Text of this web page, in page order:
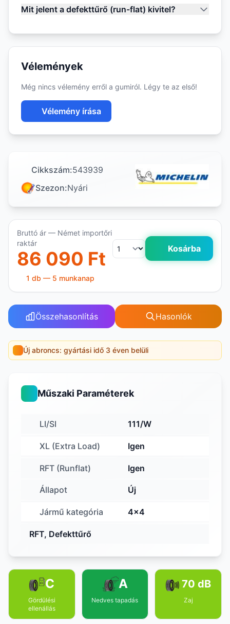
Mit jelent a defekttűrő (run-flat) kivitel?
Vélemények
Még nincs vélemény erről a gumiról. Légy te az első!
Vélemény írása
Cikkszám:543939
Szezon:Nyári
Bruttó ár — Német importőri
raktár
86 090 Ft Kosárba
1 db — 5 munkanap
Összehasonlítás Hasonlók
Új abroncs: gyártási idő 3 éven belüli
Műszaki Paraméterek
LI/SI 111/W
XL (Extra Load) Igen
RFT (Runflat) Igen
Állapot Új
Jármű kategória 4x4
RFT, Defekttűrő
C
Gördülési
ellenállás
A
Nedves tapadás
70 dB
Zaj